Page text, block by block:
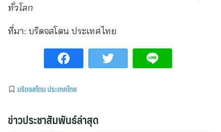
ทั่วโลก
ที่มา: บริดจสโตน ประเทศไทย
บริดจสโตน ประเทศไทย
ข่าวประชาสัมพันธ์ล่าสุด